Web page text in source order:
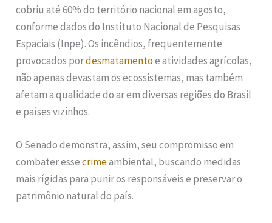
cobriu até 60% do território nacional em agosto,
conforme dados do Instituto Nacional de Pesquisas
Espaciais (Inpe). Os incêndios, frequentemente
provocados pordesmatamentoe atividades agrícolas,
não apenas devastam os ecossistemas, mas também
afetam a qualidade do ar em diversas regiões do Brasil
e países vizinhos.
O Senado demonstra, assim, seu compromisso em
combater essecrimeambiental, buscando medidas
mais rígidas para punir os responsáveis e preservar o
patrimônio natural do país.